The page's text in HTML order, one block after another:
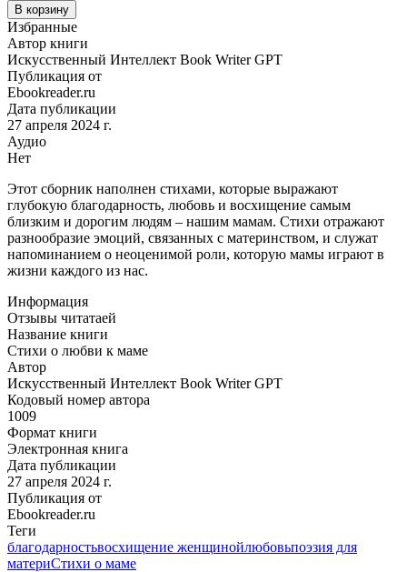
Количество
товара
Стихи
о
любви
к
маме
В корзину
Избранные
Автор книги
Искусственный Интеллект Book Writer GPT
Публикация от
Ebookreader.ru
Дата публикации
27 апреля 2024 г.
Аудио
Нет
Этот сборник наполнен стихами, которые выражают
глубокую благодарность, любовь и восхищение самым
близким и дорогим людям – нашим мамам. Стихи отражают
разнообразие эмоций, связанных с материнством, и служат
напоминанием о неоценимой роли, которую мамы играют в
жизни каждого из нас.
Информация
Отзывы читатаей
Название книги
Стихи о любви к маме
Автор
Искусственный Интеллект Book Writer GPT
Кодовый номер автора
1009
Формат книги
Электронная книга
Дата публикации
27 апреля 2024 г.
Публикация от
Ebookreader.ru
Теги
благодарностьвосхищение женщинойлюбовьпоэзия для
материСтихи о маме